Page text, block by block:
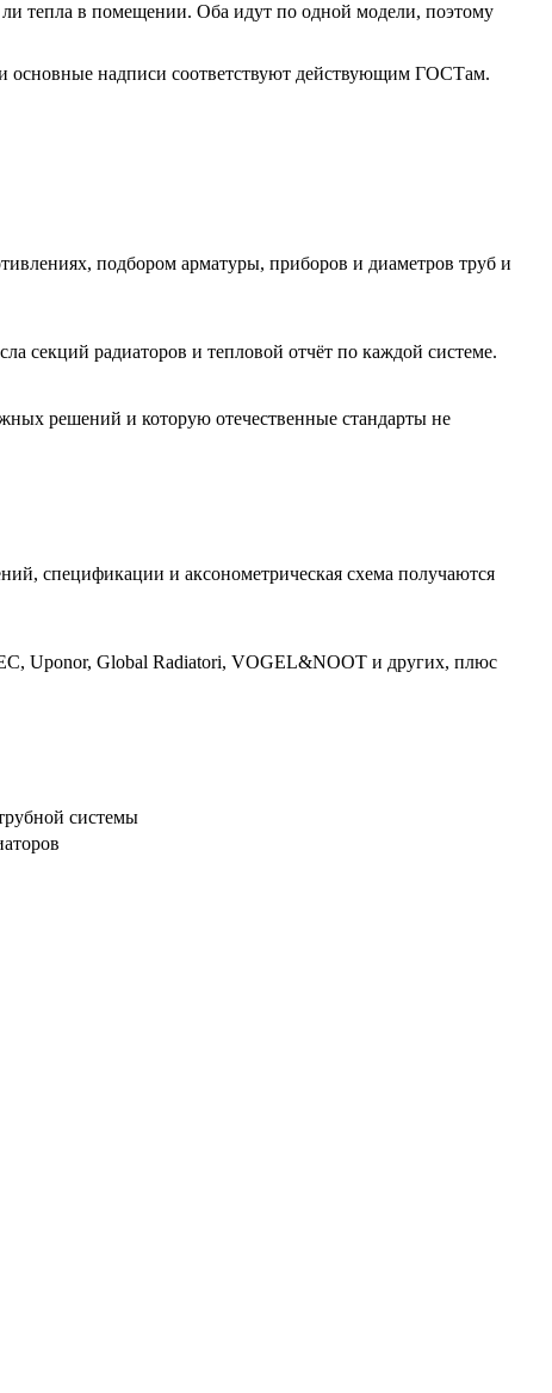
ли тепла в помещении. Оба идут по одной модели, поэтому
основные надписи соответствуют действующим ГОСТам.
подбором арматуры, приборов и диаметров труб и
секций радиаторов и тепловой отчёт по каждой системе.
решений и которую отечественные стандарты не
спецификации и аксонометрическая схема получаются
Uponor, Global Radiatori, VOGEL&NOOT и других, плюс
системы